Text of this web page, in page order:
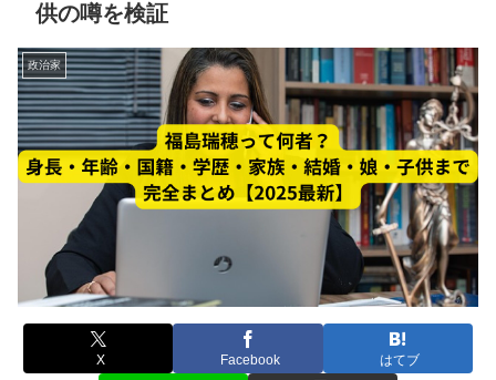
供の噂を検証
政治家
X Facebook はてブ